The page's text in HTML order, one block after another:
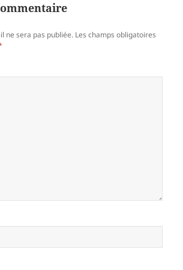
ne sera pas publiée. Les champs obligatoires